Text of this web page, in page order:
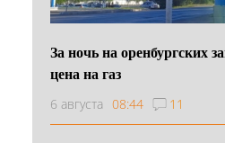
За ночь на оренбургских
цена на газ
6 августа 08:44 11